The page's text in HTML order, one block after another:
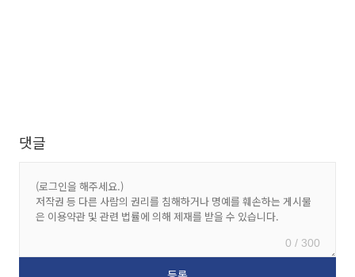
댓글
0 / 300